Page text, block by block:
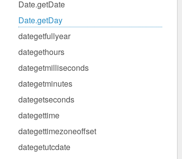
Date.getDate
Date.getDay
dategetfullyear
dategethours
dategetmilliseconds
dategetminutes
dategetseconds
dategettime
dategettimezoneoffset
dategetutcdate